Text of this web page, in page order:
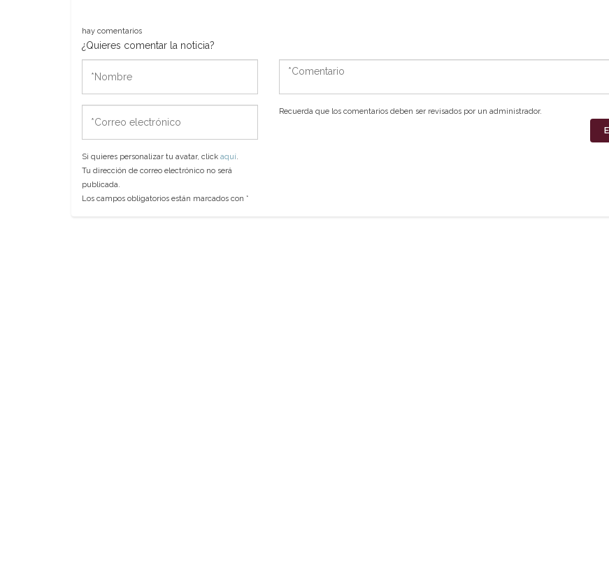
hay comentarios
¿Quieres comentar la noticia?
electrónico
Si quieres personalizar tu avatar, click aquí.
Tu dirección de correo electrónico no será
publicada.
Los campos obligatorios están marcados con *
*Comentario
Recuerda que los comentarios deben ser revisados por un administrador.